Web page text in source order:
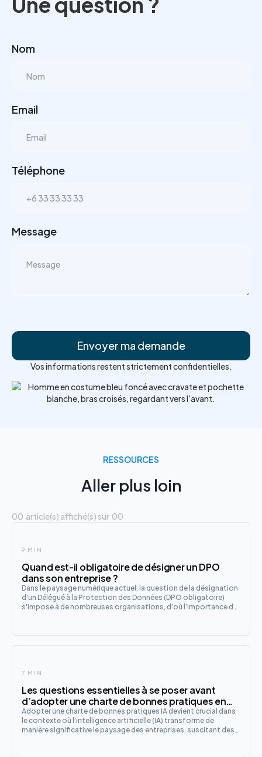
Nom
Email
Téléphone
Message
Vos informations restent strictement confidentielles.
RESSOURCES
Aller plus loin
00 article(s) affiché(s) sur 00
9 MIN
Quand est-il obligatoire de désigner un DPO
dans son entreprise ?
Dans le paysage numérique actuel, la question de la désignation
d'un Délégué à la Protection des Données (DPO obligatoire)
s'impose à de nombreuses organisations, d’où l’importance de
7 MIN
Les questions essentielles à se poser avant
d’adopter une charte de bonnes pratiques en
intelligence artificielle en entreprise
Adopter une charte de bonnes pratiques IA devient crucial dans
le contexte où l'intelligence artificielle (IA) transforme de
manière significative le paysage des entreprises, suscitant des